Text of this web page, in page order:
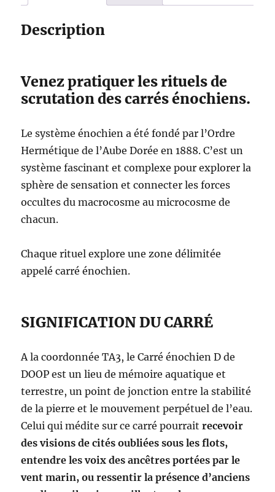
–
de
l’Ancienne
Description
Venez pratiquer les rituels de
scrutation des carrés énochiens.
Le système énochien a été fondé par l’Ordre
Hermétique de l’Aube Dorée en 1888. C’est un
système fascinant et complexe pour explorer la
sphère de sensation et connecter les forces
occultes du macrocosme au microcosme de
chacun.
Chaque rituel explore une zone délimitée
appelé carré énochien.
SIGNIFICATION DU CARRÉ
A la coordonnée TA3, le Carré énochien D de
DOOP est un lieu de mémoire aquatique et
terrestre, un point de jonction entre la stabilité
de la pierre et le mouvement perpétuel de l’eau.
Celui qui médite sur ce carré pourraitrecevoir
des visions de cités oubliées sous les flots,
entendre les voix des ancêtres portées par le
vent marin, ou ressentir la présence d’anciens